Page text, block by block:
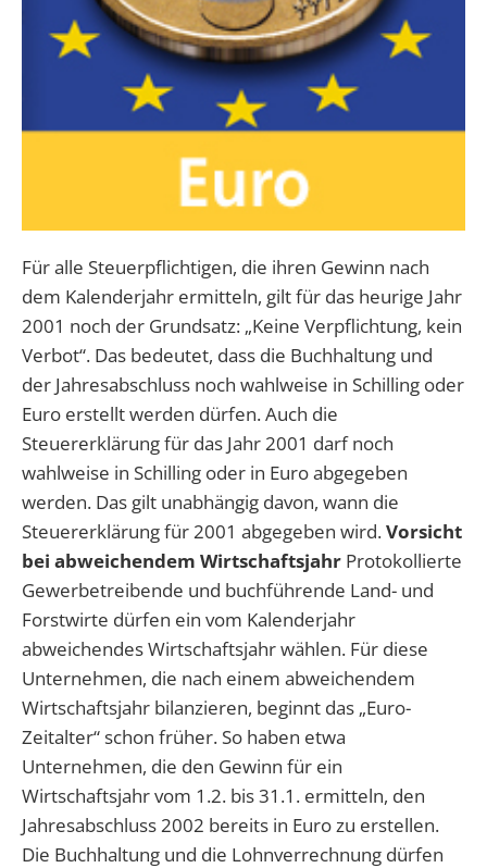
Für alle Steuerpflichtigen, die ihren Gewinn nach
dem Kalenderjahr ermitteln, gilt für das heurige Jahr
2001 noch der Grundsatz: „Keine Verpflichtung, kein
Verbot“. Das bedeutet, dass die Buchhaltung und
der Jahresabschluss noch wahlweise in Schilling oder
Euro erstellt werden dürfen. Auch die
Steuererklärung für das Jahr 2001 darf noch
wahlweise in Schilling oder in Euro abgegeben
werden. Das gilt unabhängig davon, wann die
Steuererklärung für 2001 abgegeben wird.Vorsicht
bei abweichendem Wirtschaftsjahr Protokollierte
Gewerbetreibende und buchführende Land- und
Forstwirte dürfen ein vom Kalenderjahr
abweichendes Wirtschaftsjahr wählen. Für diese
Unternehmen, die nach einem abweichendem
Wirtschaftsjahr bilanzieren, beginnt das „Euro-
Zeitalter“ schon früher. So haben etwa
Unternehmen, die den Gewinn für ein
Wirtschaftsjahr vom 1.2. bis 31.1. ermitteln, den
Jahresabschluss 2002 bereits in Euro zu erstellen.
Die Buchhaltung und die Lohnverrechnung dürfen